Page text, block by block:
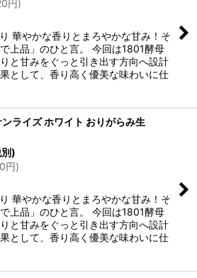
円)
華やかな香りとまろやかな甘み！そ
上品」のひと言。 今回は1801酵母
と甘みをぐっと引き出す方向へ設計
として、香り高く優美な味わいに仕
ライズ ホワイト おりがらみ生
)
円)
華やかな香りとまろやかな甘み！そ
上品」のひと言。 今回は1801酵母
と甘みをぐっと引き出す方向へ設計
として、香り高く優美な味わいに仕